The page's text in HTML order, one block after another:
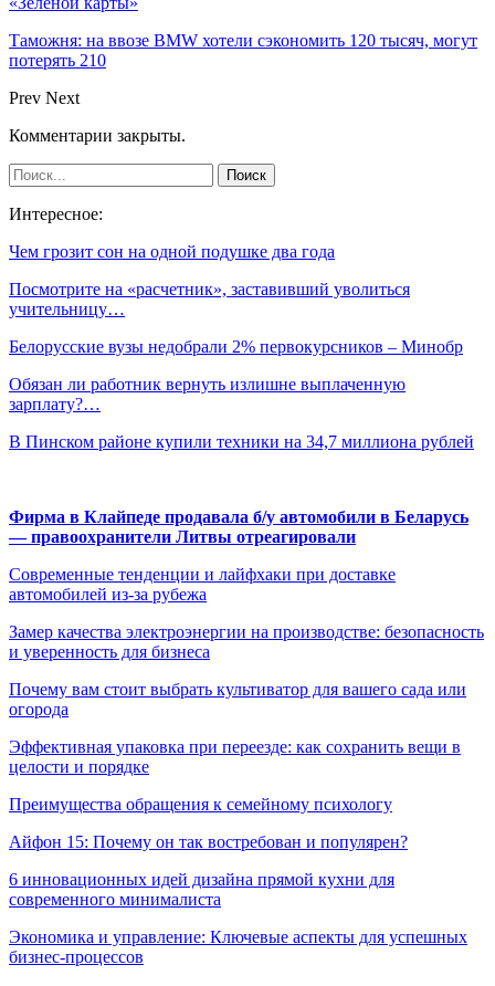
Таможня: на ввозе BMW хотели сэкономить 120 тысяч, могут
потерять 210
Prev Next
Комментарии закрыты.
Интересное:
Чем грозит сон на одной подушке два года
Посмотрите на «расчетник», заставивший уволиться
учительницу…
Белорусские вузы недобрали 2% первокурсников – Минобр
Обязан ли работник вернуть излишне выплаченную
зарплату?…
В Пинском районе купили техники на 34,7 миллиона рублей
Фирма в Клайпеде продавала б/у автомобили в Беларусь
— правоохранители Литвы отреагировали
Современные тенденции и лайфхаки при доставке
автомобилей из-за рубежа
Замер качества электроэнергии на производстве: безопасность
и уверенность для бизнеса
Почему вам стоит выбрать культиватор для вашего сада или
огорода
Эффективная упаковка при переезде: как сохранить вещи в
целости и порядке
Преимущества обращения к семейному психологу
Айфон 15: Почему он так востребован и популярен?
6 инновационных идей дизайна прямой кухни для
современного минималиста
Экономика и управление: Ключевые аспекты для успешных
бизнес-процессов